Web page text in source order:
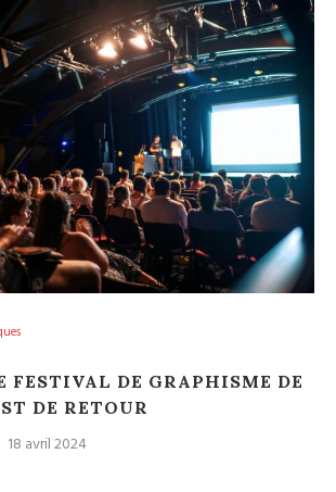
FESTIVAL DE GRAPHISME DE
DE RETOUR
18 avril 2024